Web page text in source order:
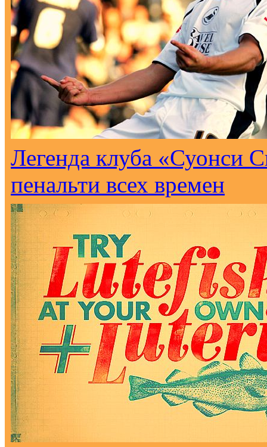
Легенда клуба «Суонси
пенальти всех времен